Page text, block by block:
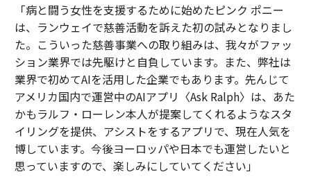
「病と闘う女性を支援するために始めたピンク ポニー
は、ランウェイで慈善活動を訴えた初の試みとなりまし
た。こういった慈善事業への取り組みは、我々がファッ
ション業界では先駆けと自負しています。また、弊社は
業界で初めてAIを活用した企業でもあります。先んじて
アメリカ国内で運営中のAIアプリ〈Ask Ralph〉は、あた
かもラルフ・ローレン本人が提案してくれるようなスタ
イリングを提供、アシストをするアプリで、現在人気を
博しています。今後ヨーロッパや日本でも運営したいと
思っていますので、楽しみにしていてください」